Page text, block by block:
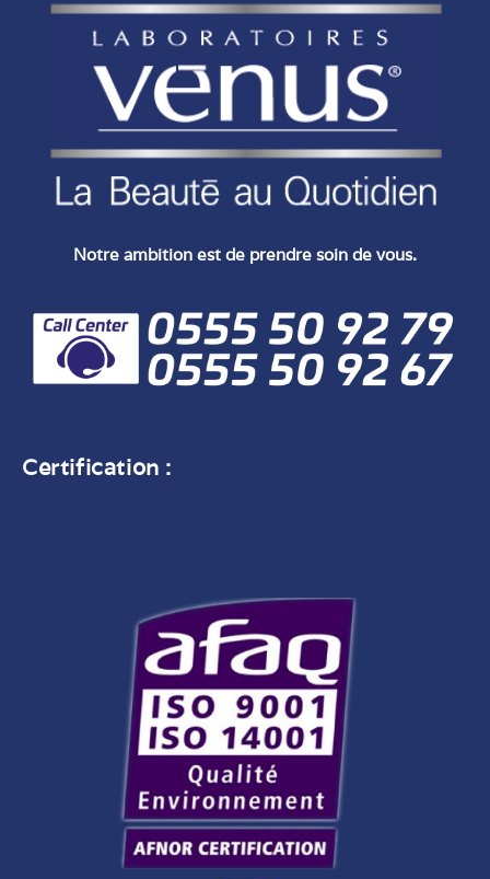
Notre ambition est de prendre soin de vous.
Certification :